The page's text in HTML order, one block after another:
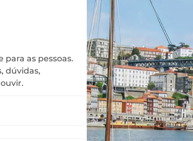
as pessoas.
dúvidas,